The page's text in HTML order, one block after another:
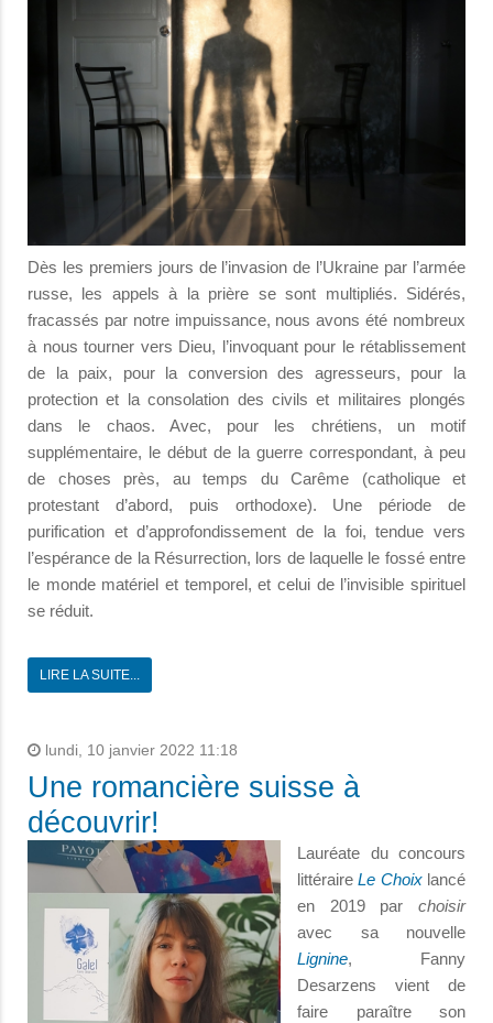
Dès les premiers jours de l’invasion de l’Ukraine par l’armée
russe, les appels à la prière se sont multipliés. Sidérés,
fracassés par notre impuissance, nous avons été nombreux
à nous tourner vers Dieu, l’invoquant pour le rétablissement
de la paix, pour la conversion des agresseurs, pour la
protection et la consolation des civils et militaires plongés
dans le chaos. Avec, pour les chrétiens, un motif
supplémentaire, le début de la guerre correspondant, à peu
de choses près, au temps du Carême (catholique et
protestant d’abord, puis orthodoxe). Une période de
purification et d’approfondissement de la foi, tendue vers
l’espérance de la Résurrection, lors de laquelle le fossé entre
le monde matériel et temporel, et celui de l’invisible spirituel
se réduit.
LIRE LA SUITE...
lundi, 10 janvier 2022 11:18
Une romancière suisse à
découvrir!
Lauréate du concours
littéraireLe Choixlancé
en 2019 par choisir
avec sa nouvelle
Lignine, Fanny
Desarzens vient de
faire paraître son